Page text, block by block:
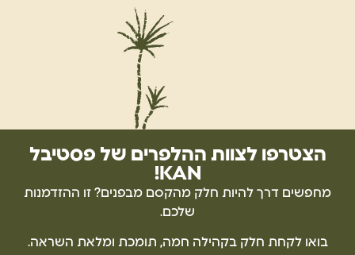
הצטרפו לצוות ההלפרים של פסטיבל
KAN!
מחפשים דרך להיות חלק מהקסם מבפנים? זו ההזדמנות
שלכם.
בואו לקחת חלק בקהילה חמה, תומכת ומלאת השראה.